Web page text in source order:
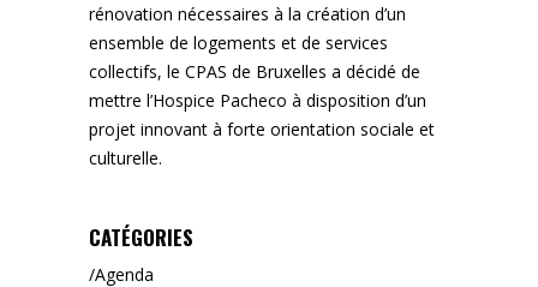
rénovation nécessaires à la création d’un
ensemble de logements et de services
collectifs, le CPAS de Bruxelles a décidé de
mettre l’Hospice Pacheco à disposition d’un
projet innovant à forte orientation sociale et
culturelle.
CATÉGORIES
Agenda